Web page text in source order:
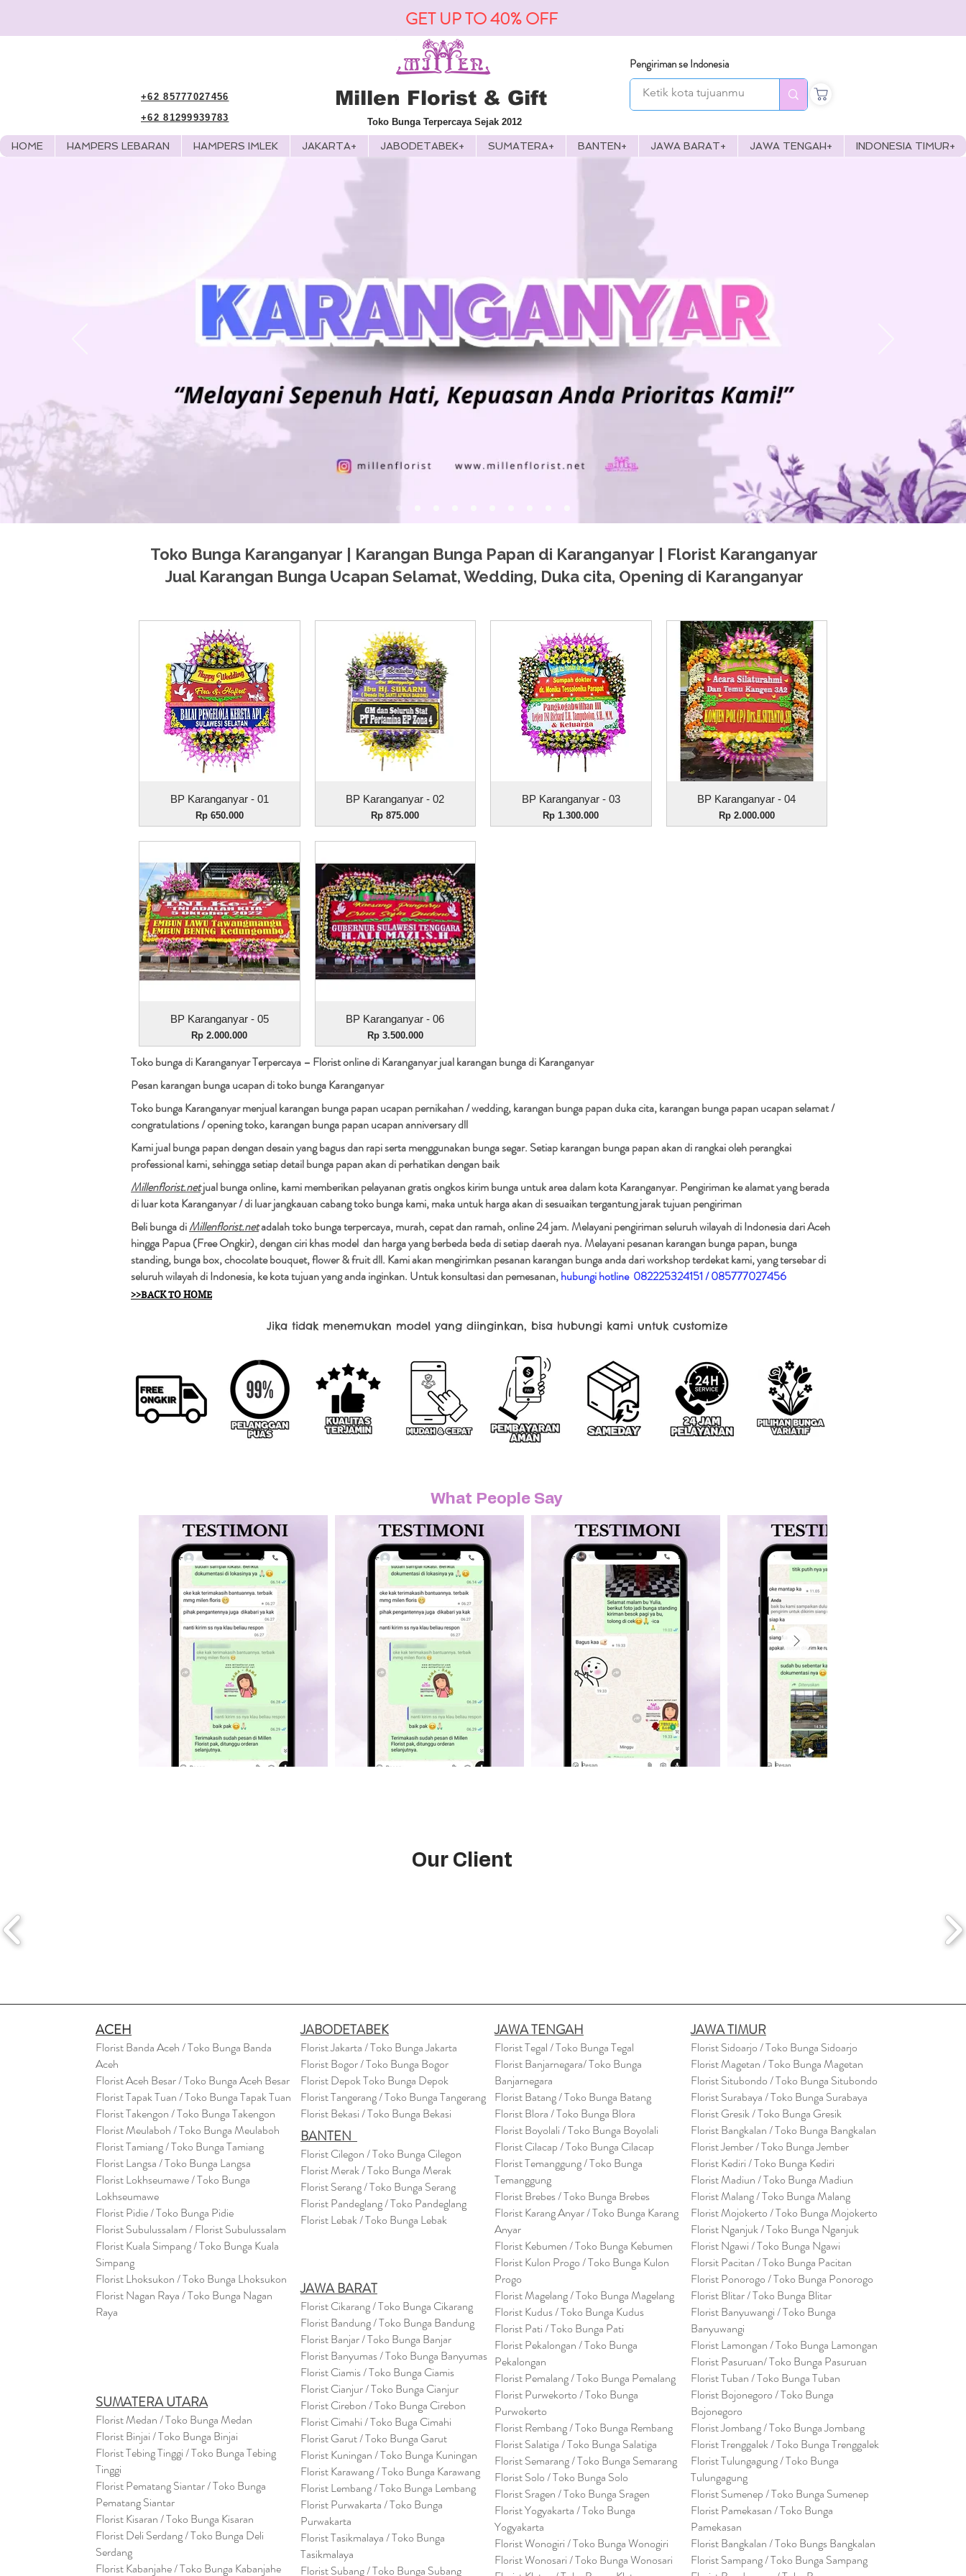
GET UP TO 40% OFF
+62 85777027456
+62 81299939783
Millen Florist & Gift
Pengiriman se Indonesia
Toko Bunga Terpercaya Sejak 2012
HOME HAMPERS LEBARAN HAMPERS IMLEK JAKARTA+ JABODETABEK+ SUMATERA+ BANTEN+ JAWA BARAT+ JAWA TENGAH+ INDONESIA TIMUR+
Toko Bunga Karanganyar | Karangan Bunga Papan di Karanganyar | Florist Karanganyar
Jual Karangan Bunga Ucapan Selamat, Wedding, Duka cita, Opening di Karanganyar
Tampilan Cepat
BP Karanganyar - 01
Harga
Rp 650.000
Tampilan Cepat
BP Karanganyar - 02
Harga
Rp 875.000
Tampilan Cepat
BP Karanganyar - 03
Harga
Rp 1.300.000
Tampilan Cepat
BP Karanganyar - 04
Harga
Rp 2.000.000
Tampilan Cepat
BP Karanganyar - 05
Harga
Rp 2.000.000
Tampilan Cepat
BP Karanganyar - 06
Harga
Rp 3.500.000
Toko bunga di Karanganyar Terpercaya – Florist online di Karanganyar jual karangan bunga di Karanganyar
Pesan karangan bunga ucapan di toko bunga Karanganyar
Toko bunga Karanganyar menjual karangan bunga papan ucapan pernikahan / wedding, karangan bunga papan duka cita, karangan bunga papan ucapan selamat /
congratulations / opening toko, karangan bunga papan ucapan anniversary dll
Kami jual bunga papan dengan desain yang bagus dan rapi serta menggunakan bunga segar. Setiap karangan bunga papan akan di rangkai oleh perangkai
professional kami, sehingga setiap detail bunga papan akan di perhatikan dengan baik
Millenflorist.netjual bunga online, kami memberikan pelayanan gratis ongkos kirim bunga untuk area dalam kota Karanganyar. Pengiriman ke alamat yang berada
di luar kota Karanganyar / di luar jangkauan cabang toko bunga kami, maka untuk harga akan di sesuaikan tergantung jarak tujuan pengiriman​
Beli bunga diMillenflorist.netadalah toko bunga terpercaya, murah, cepat dan ramah, online 24 jam. Melayani pengiriman seluruh wilayah di Indonesia dari Aceh
hingga Papua (Free Ongkir), dengan ciri khas model dan harga yang berbeda beda di setiap daerah nya. Melayani pesanan karangan bunga papan, bunga
standing, bunga box, chocolate bouquet, flower & fruit dll. Kami akan mengirimkan pesanan karangan bunga anda dari workshop terdekat kami, yang tersebar di
seluruh wilayah di Indonesia, ke kota tujuan yang anda inginkan. Untuk konsultasi dan pemesanan,hubungi hotline 082225324151 / 085777027456
>>BACK TO HOME
Jika tidak menemukan model yang diinginkan, bisa hubungi kami untuk customize
What People Say
Our Client
ACEH
Florist Banda Aceh / Toko Bunga Banda
Aceh
Florist Aceh Besar / Toko Bunga Aceh Besar
Florist Tapak Tuan / Toko Bunga Tapak Tuan
Florist Takengon / Toko Bunga Takengon
Florist Meulaboh / Toko Bunga Meulaboh
Florist Tamiang / Toko Bunga Tamiang
Florist Langsa / Toko Bunga Langsa
Florist Lokhseumawe / Toko Bunga
Lokhseumawe
Florist Pidie / Toko Bunga Pidie
Florist Subulussalam / Florist Subulussalam
Florist Kuala Simpang / Toko Bunga Kuala
Simpang
Florist Lhoksukon / Toko Bunga Lhoksukon
Florist Nagan Raya / Toko Bunga Nagan
Raya
SUMATERA UTARA
Florist Medan / Toko Bunga Medan
Florist Binjai / Toko Bunga Binjai
Florist Tebing Tinggi / Toko Bunga Tebing
Tinggi
Florist Pematang Siantar / Toko Bunga
Pematang Siantar
Florist Kisaran / Toko Bunga Kisaran
Florist Deli Serdang / Toko Bunga Deli
Serdang
Florist Kabanjahe / Toko Bunga Kabanjahe
JABODETABEK
Florist Jakarta / Toko Bunga Jakarta
Florist Bogor / Toko Bunga Bogor
Florist Depok Toko Bunga Depok
Florist Tangerang / Toko Bunga Tangerang
Florist Bekasi / Toko Bunga Bekasi
BANTEN
Florist Cilegon / Toko Bunga Cilegon
Florist Merak / Toko Bunga Merak
Florist Serang / Toko Bunga Serang
Florist Pandeglang / Toko Pandeglang
Florist Lebak / Toko Bunga Lebak
JAWA BARAT
Florist Cikarang/ Toko Bunga Cikarang
Florist Bandung / Toko Bunga Bandung
Florist Banjar / Toko Bunga Banjar
Florist Banyumas / Toko Bunga Banyumas
Florist Ciamis / Toko Bunga Ciamis
Florist Cianjur / Toko Bunga Cianjur
Florist Cirebon / Toko Bunga Cirebon
Florist Cimahi / Toko Buga Cimahi
Florist Garut / Toko Bunga Garut
Florist Kuningan / Toko Bunga Kuningan
Florist Karawang / Toko Bunga Karawang
Florist Lembang / Toko Bunga Lembang
Florist Purwakarta / Toko Bunga
Purwakarta
Florist Tasikmalaya / Toko Bunga
Tasikmalaya
Florist Subang / Toko Bunga Subang
JAWA TENGAH
Florist Tegal / Toko Bunga Tegal
Florist Banjarnegara/ Toko Bunga
Banjarnegara
Florist Batang / Toko Bunga Batang
Florist Blora / Toko Bunga Blora
Florist Boyolali / Toko Bunga Boyolali
Florist Cilacap / Toko Bunga Cilacap
Florist Temanggung / Toko Bunga
Temanggung
Florist Brebes / Toko Bunga Brebes
Florist Karang Anyar / Toko Bunga Karang
Anyar
Florist Kebumen / Toko Bunga Kebumen
Florist Kulon Progo / Toko Bunga Kulon
Progo
Florist Magelang / Toko Bunga Magelang
Florist Kudus / Toko Bunga Kudus
Florist Pati / Toko Bunga Pati
Florist Pekalongan / Toko Bunga
Pekalongan
Florist Pemalang / Toko Bunga Pemalang
Florist Purwekorto / Toko Bunga
Purwokerto
Florist Rembang / Toko Bunga Rembang
Florist Salatiga / Toko Bunga Salatiga
Florist Semarang / Toko Bunga Semarang
Florist Solo / Toko Bunga Solo
Florist Sragen / Toko Bunga Sragen
Florist Yogyakarta / Toko Bunga
Yogyakarta
Florist Wonogiri / Toko Bunga Wonogiri
Florist Wonosari / Toko Bunga Wonosari
JAWA TIMUR
Florist Sidoarjo / Toko Bunga Sidoarjo
Florist Magetan / Toko Bunga Magetan
Florist Situbondo / Toko Bunga Situbondo
Florist Surabaya / Toko Bunga Surabaya
Florist Gresik / Toko Bunga Gresik
FloristBangkalan / Toko Bunga Bangkalan
Florist Jember / Toko Bunga Jember
Florist Kediri / Toko Bunga Kediri
Florist Madiun / Toko Bunga Madiun
Florist Malang / Toko Bunga Malang
Florist Mojokerto / Toko Bunga Mojokerto
Florist Nganjuk / Toko Bunga Nganjuk
Florist Ngawi /Toko Bunga Ngawi
Florsit Pacitan / Toko Bunga Pacitan
Florist Ponorogo / Toko Bunga Ponorogo
Florist Blitar / Toko Bunga Blitar
Florist Banyuwangi / Toko Bunga
Banyuwangi
Florist Lamongan / Toko Bunga Lamongan
Florist Pasuruan/ Toko Bunga Pasuruan
Florist Tuban / Toko Bunga Tuban
Florist Bojonegoro / Toko Bunga
Bojonegoro
Florist Jombang / Toko Bunga Jombang
Florist Trenggalek / Toko Bunga Trenggalek
Florist Tulungagung / Toko Bunga
Tulungagung
Florist Sumenep / Toko Bunga Sumenep
Florist Pamekasan / Toko Bunga
Pamekasan
Florist Bangkalan / Toko Bungs Bangkalan
Florist Sampang / Toko Bunga Sampang